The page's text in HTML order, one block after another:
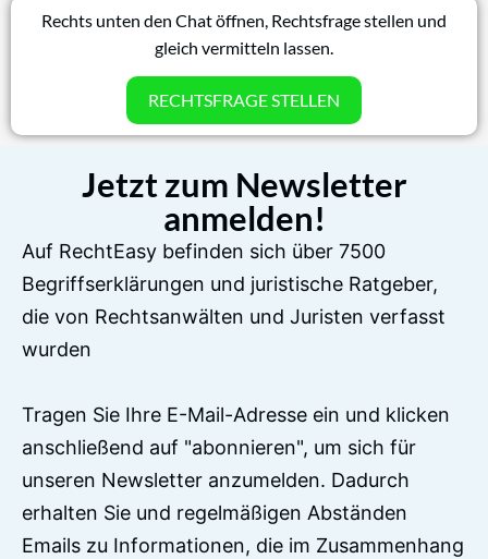
Rechts unten den Chat öffnen, Rechtsfrage stellen und
gleich vermitteln lassen.
RECHTSFRAGE STELLEN
Jetzt zum Newsletter
anmelden!
Auf RechtEasy befinden sich über 7500
Begriffserklärungen und juristische Ratgeber,
die von Rechtsanwälten und Juristen verfasst
wurden
Tragen Sie Ihre E-Mail-Adresse ein und klicken
anschließend auf "abonnieren", um sich für
unseren Newsletter anzumelden. Dadurch
erhalten Sie und regelmäßigen Abständen
Emails zu Informationen, die im Zusammenhang